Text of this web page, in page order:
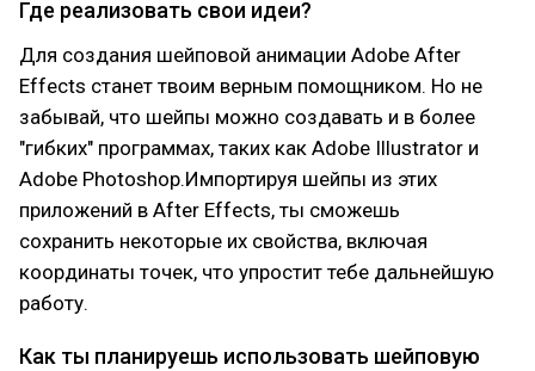
Где реализовать свои идеи?
Для создания шейповой анимации Adobe After
Effects станет твоим верным помощником. Но не
забывай, что шейпы можно создавать и в более
"гибких" программах, таких как Adobe Illustrator и
Adobe Photoshop.Импортируя шейпы из этих
приложений в After Effects, ты сможешь
сохранить некоторые их свойства, включая
координаты точек, что упростит тебе дальнейшую
работу.
Как ты планируешь использовать шейповую